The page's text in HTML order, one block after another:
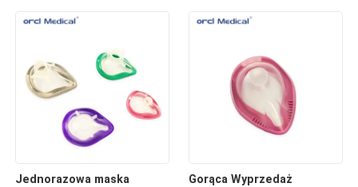
maska znieczulająca z
rozmiarach #1-6#
Jednorazowa maska
Gorąca Wyprzedaż